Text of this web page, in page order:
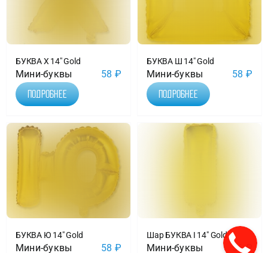
БУКВА Х 14″ Gold
Мини-буквы 58 ₽
Подробнее
БУКВА Ш 14″ Gold
Мини-буквы 58 ₽
Подробнее
БУКВА Ю 14″ Gold
Мини-буквы 58 ₽
Шар БУКВА I 14″ Gold
Мини-буквы 56₽